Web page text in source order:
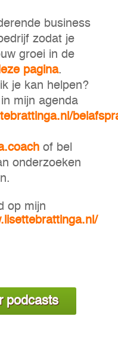
business
zodat je
groei in de
pagina.
je kan helpen?
mijn agenda
of bel
onderzoeken
op mijn
podcasts